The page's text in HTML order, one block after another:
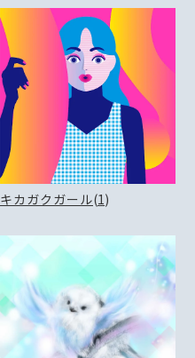
キカガクガール(1)